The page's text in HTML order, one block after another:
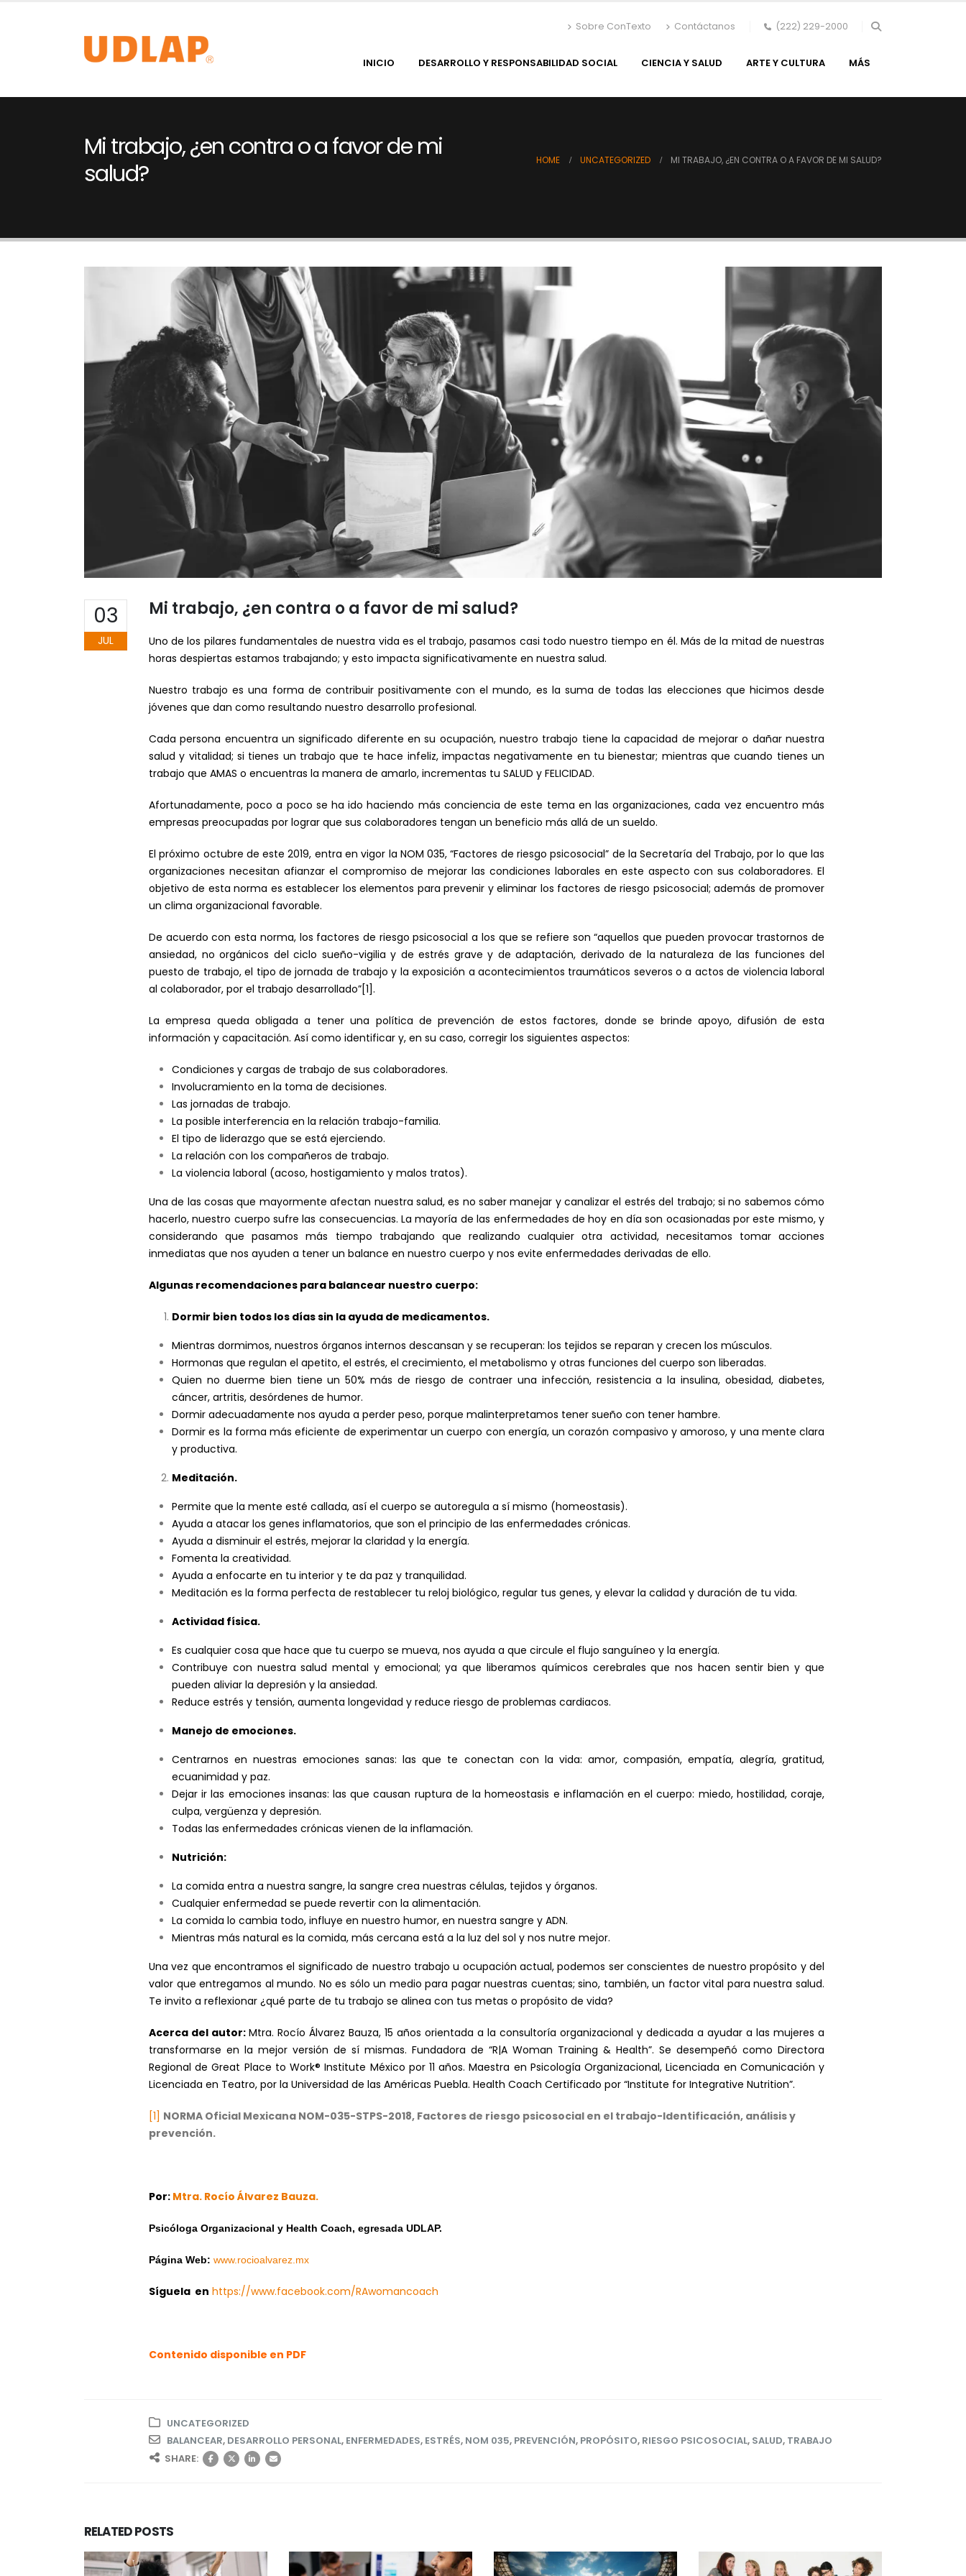
Sobre ConTexto Contáctanos (222) 229-2000
INICIO DESARROLLO Y RESPONSABILIDAD SOCIAL CIENCIA Y SALUD ARTE Y CULTURA MÁS
Mi trabajo, ¿en contra o a favor de mi
salud?
HOME UNCATEGORIZED MI TRABAJO, ¿EN CONTRA O A FAVOR DE MI SALUD?
03
JUL
Mi trabajo, ¿en contra o a favor de mi salud?
Uno de los pilares fundamentales de nuestra vida es el trabajo, pasamos casi todo nuestro tiempo en él. Más de la mitad de nuestras
horas despiertas estamos trabajando; y esto impacta significativamente en nuestra salud.
Nuestro trabajo es una forma de contribuir positivamente con el mundo, es la suma de todas las elecciones que hicimos desde
jóvenes que dan como resultando nuestro desarrollo profesional.
Cada persona encuentra un significado diferente en su ocupación, nuestro trabajo tiene la capacidad de mejorar o dañar nuestra
salud y vitalidad; si tienes un trabajo que te hace infeliz, impactas negativamente en tu bienestar; mientras que cuando tienes un
trabajo que AMAS o encuentras la manera de amarlo, incrementas tu SALUD y FELICIDAD.
Afortunadamente, poco a poco se ha ido haciendo más conciencia de este tema en las organizaciones, cada vez encuentro más
empresas preocupadas por lograr que sus colaboradores tengan un beneficio más allá de un sueldo.
El próximo octubre de este 2019, entra en vigor la NOM 035, “Factores de riesgo psicosocial” de la Secretaría del Trabajo, por lo que las
organizaciones necesitan afianzar el compromiso de mejorar las condiciones laborales en este aspecto con sus colaboradores. El
objetivo de esta norma es establecer los elementos para prevenir y eliminar los factores de riesgo psicosocial; además de promover
un clima organizacional favorable.
De acuerdo con esta norma, los factores de riesgo psicosocial a los que se refiere son “aquellos que pueden provocar trastornos de
ansiedad, no orgánicos del ciclo sueño-vigilia y de estrés grave y de adaptación, derivado de la naturaleza de las funciones del
puesto de trabajo, el tipo de jornada de trabajo y la exposición a acontecimientos traumáticos severos o a actos de violencia laboral
al colaborador, por el trabajo desarrollado”[1].
La empresa queda obligada a tener una política de prevención de estos factores, donde se brinde apoyo, difusión de esta
información y capacitación. Así como identificar y, en su caso, corregir los siguientes aspectos:
Condiciones y cargas de trabajo de sus colaboradores.
Involucramiento en la toma de decisiones.
Las jornadas de trabajo.
La posible interferencia en la relación trabajo-familia.
El tipo de liderazgo que se está ejerciendo.
La relación con los compañeros de trabajo.
La violencia laboral (acoso, hostigamiento y malos tratos).
Una de las cosas que mayormente afectan nuestra salud, es no saber manejar y canalizar el estrés del trabajo; si no sabemos cómo
hacerlo, nuestro cuerpo sufre las consecuencias. La mayoría de las enfermedades de hoy en día son ocasionadas por este mismo, y
considerando que pasamos más tiempo trabajando que realizando cualquier otra actividad, necesitamos tomar acciones
inmediatas que nos ayuden a tener un balance en nuestro cuerpo y nos evite enfermedades derivadas de ello.
Algunas recomendaciones para balancear nuestro cuerpo:
Dormir bien todos los días sin la ayuda de medicamentos.
Mientras dormimos, nuestros órganos internos descansan y se recuperan: los tejidos se reparan y crecen los músculos.
Hormonas que regulan el apetito, el estrés, el crecimiento, el metabolismo y otras funciones del cuerpo son liberadas.
Quien no duerme bien tiene un 50% más de riesgo de contraer una infección, resistencia a la insulina, obesidad, diabetes,
cáncer, artritis, desórdenes de humor.
Dormir adecuadamente nos ayuda a perder peso, porque malinterpretamos tener sueño con tener hambre.
Dormir es la forma más eficiente de experimentar un cuerpo con energía, un corazón compasivo y amoroso, y una mente clara
y productiva.
Meditación.
Permite que la mente esté callada, así el cuerpo se autoregula a sí mismo (homeostasis).
Ayuda a atacar los genes inflamatorios, que son el principio de las enfermedades crónicas.
Ayuda a disminuir el estrés, mejorar la claridad y la energía.
Fomenta la creatividad.
Ayuda a enfocarte en tu interior y te da paz y tranquilidad.
Meditación es la forma perfecta de restablecer tu reloj biológico, regular tus genes, y elevar la calidad y duración de tu vida.
Actividad física.
Es cualquier cosa que hace que tu cuerpo se mueva, nos ayuda a que circule el flujo sanguíneo y la energía.
Contribuye con nuestra salud mental y emocional; ya que liberamos químicos cerebrales que nos hacen sentir bien y que
pueden aliviar la depresión y la ansiedad.
Reduce estrés y tensión, aumenta longevidad y reduce riesgo de problemas cardiacos.
Manejo de emociones.
Centrarnos en nuestras emociones sanas: las que te conectan con la vida: amor, compasión, empatía, alegría, gratitud,
ecuanimidad y paz.
Dejar ir las emociones insanas: las que causan ruptura de la homeostasis e inflamación en el cuerpo: miedo, hostilidad, coraje,
culpa, vergüenza y depresión.
Todas las enfermedades crónicas vienen de la inflamación.
Nutrición:
La comida entra a nuestra sangre, la sangre crea nuestras células, tejidos y órganos.
Cualquier enfermedad se puede revertir con la alimentación.
La comida lo cambia todo, influye en nuestro humor, en nuestra sangre y ADN.
Mientras más natural es la comida, más cercana está a la luz del sol y nos nutre mejor.
Una vez que encontramos el significado de nuestro trabajo u ocupación actual, podemos ser conscientes de nuestro propósito y del
valor que entregamos al mundo. No es sólo un medio para pagar nuestras cuentas; sino, también, un factor vital para nuestra salud.
Te invito a reflexionar ¿qué parte de tu trabajo se alinea con tus metas o propósito de vida?
Acerca del autor: Mtra. Rocío Álvarez Bauza, 15 años orientada a la consultoría organizacional y dedicada a ayudar a las mujeres a
transformarse en la mejor versión de sí mismas. Fundadora de “R|A Woman Training & Health”. Se desempeñó como Directora
Regional de Great Place to Work® Institute México por 11 años. Maestra en Psicología Organizacional, Licenciada en Comunicación y
Licenciada en Teatro, por la Universidad de las Américas Puebla. Health Coach Certificado por “Institute for Integrative Nutrition”.
[1] NORMA Oficial Mexicana NOM-035-STPS-2018, Factores de riesgo psicosocial en el trabajo-Identificación, análisis y
prevención.
Por: Mtra. Rocío Álvarez Bauza.
Psicóloga Organizacional y Health Coach, egresada UDLAP.
Página Web: www.rocioalvarez.mx
Síguela en https://www.facebook.com/RAwomancoach
Contenido disponible en PDF
UNCATEGORIZED
BALANCEAR, DESARROLLO PERSONAL, ENFERMEDADES, ESTRÉS, NOM 035, PREVENCIÓN, PROPÓSITO, RIESGO PSICOSOCIAL, SALUD, TRABAJO
SHARE:
RELATEDPOSTS